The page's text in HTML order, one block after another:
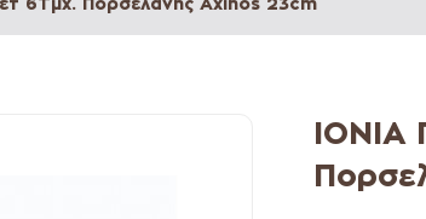
6Τμχ. Πορσελάνης Axinos 23cm
IONIA